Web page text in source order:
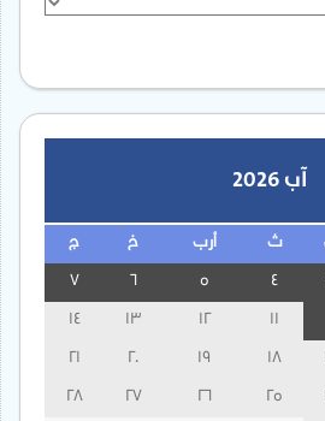
آب 2026
ث أرب خ ج
13
14
18
19
20
21
25
26
27
28